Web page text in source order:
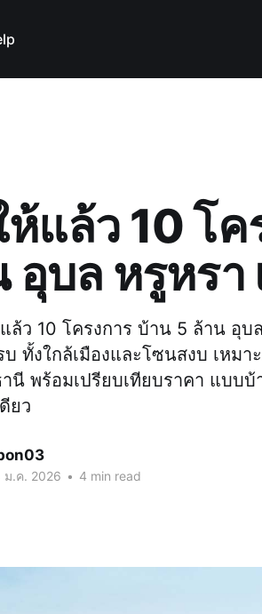
แล้ว 10 โค
อุบล หรูหรา
ล้ว 10 โครงการ บ้าน 5 ล้าน อุ
ทั้งใกล้เมืองและโซนสงบ เหม
นี พร้อมเปรียบเทียบราคา แบบ
ยว
ม.ค. 2026 • 4 min read